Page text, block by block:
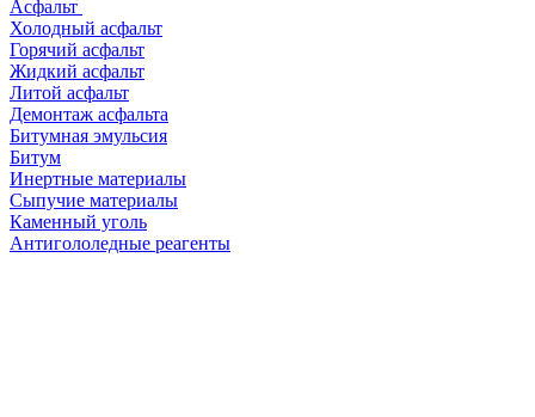
Асфальт
Холодный асфальт
Горячий асфальт
Жидкий асфальт
Литой асфальт
Демонтаж асфальта
Битумная эмульсия
Битум
Инертные материалы
Сыпучие материалы
Каменный уголь
Антигололедные реагенты